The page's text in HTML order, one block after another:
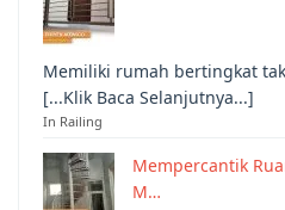
Memiliki rumah bertingkat
[...Klik Baca Selanjutnya...]
In Railing
Mempercantik
M…